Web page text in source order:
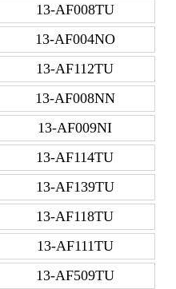
13-AF008TU
13-AF004NO
13-AF112TU
13-AF008NN
13-AF009NI
13-AF114TU
13-AF139TU
13-AF118TU
13-AF111TU
13-AF509TU